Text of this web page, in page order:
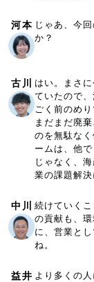
河本 じゃあ、今
か？
古川
はい。まさ
ていたので
ごく前のめ
まだまだ廃
のを無駄な
ームは、他
じゃなく、
業の課題解決
中川
続けていく
の貢献も、
に、営業と
ね。
益井 より多くの